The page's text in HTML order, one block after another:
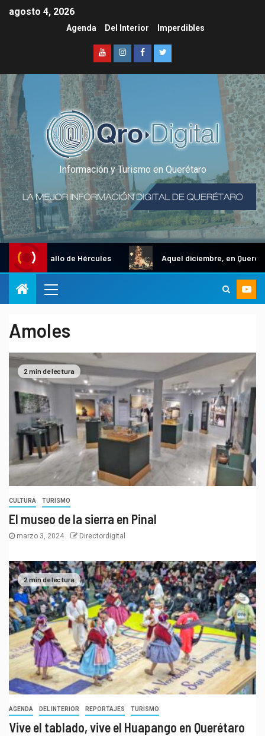
agosto 4, 2026
Agenda Del Interior Imperdibles
Información y Turismo en Querétaro
Gallo de Hércules Aquel diciembre, en Querétaro
Amoles
2 min de lectura
CULTURA TURISMO
El museo de la sierra en Pinal
marzo 3, 2024 Directordigital
2 min de lectura
AGENDA DEL INTERIOR REPORTAJES TURISMO
Vive el tablado, vive el Huapango en Querétaro